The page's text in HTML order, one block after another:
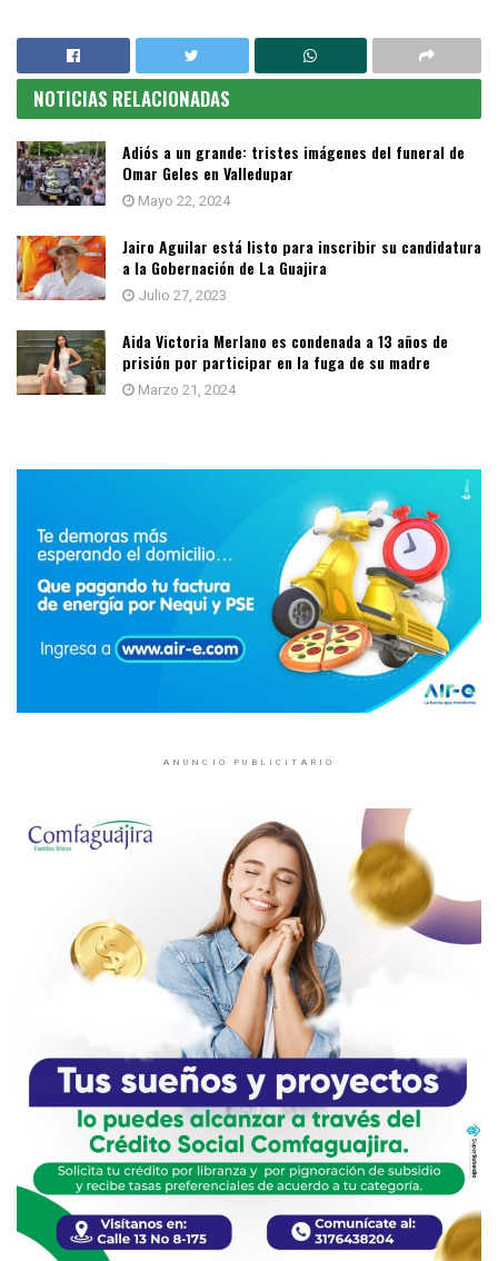
NOTICIAS RELACIONADAS
Adiós a un grande: tristes imágenes del funeral de
Omar Geles en Valledupar
Mayo 22, 2024
Jairo Aguilar está listo para inscribir su candidatura
a la Gobernación de La Guajira
Julio 27, 2023
Aida Victoria Merlano es condenada a 13 años de
prisión por participar en la fuga de su madre
Marzo 21, 2024
ANUNCIO PUBLICITARIO